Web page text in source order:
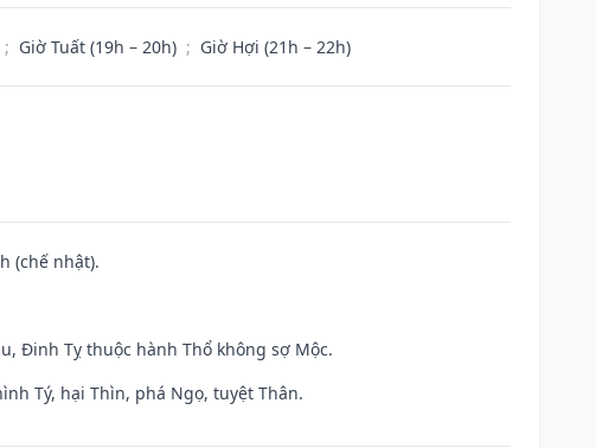
; Giờ Tuất (19h – 20h) ; Giờ Hợi (21h – 22h)
(chế nhật).
Đinh Tỵ thuộc hành Thổ không sợ Mộc.
Tý, hại Thìn, phá Ngọ, tuyệt Thân.